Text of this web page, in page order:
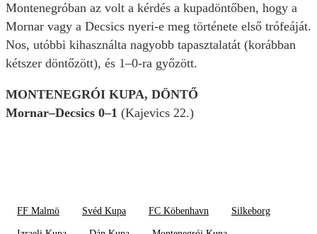
Montenegróban az volt a kérdés a kupadöntőben, hogy a
Mornar vagy a Decsics nyeri-e meg története első trófeáját.
Nos, utóbbi kihasználta nagyobb tapasztalatát (korábban
kétszer döntőzött), és 1–0-ra győzött.
MONTENEGRÓI KUPA, DÖNTŐ
Mornar–Decsics 0–1 (Kajevics 22.)
FF Malmö Svéd Kupa FC Köbenhavn Silkeborg